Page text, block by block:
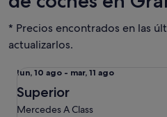
* Precios encontrados en las
actualizarlos.
Del
lun,
10
lun, 10 ago - mar, 11 ago
Superior
Mercedes A Class